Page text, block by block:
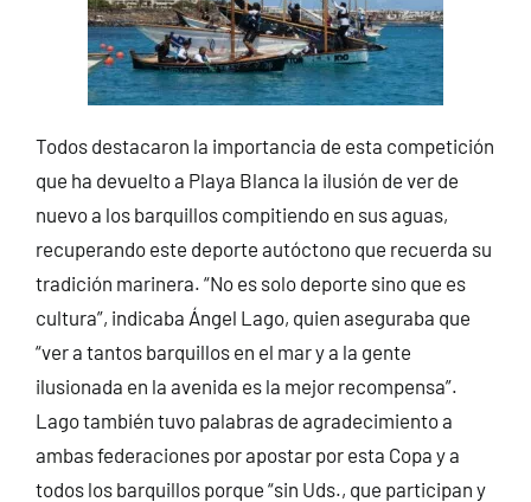
Todos destacaron la importancia de esta competición
que ha devuelto a Playa Blanca la ilusión de ver de
nuevo a los barquillos compitiendo en sus aguas,
recuperando este deporte autóctono que recuerda su
tradición marinera. “No es solo deporte sino que es
cultura”, indicaba Ángel Lago, quien aseguraba que
“ver a tantos barquillos en el mar y a la gente
ilusionada en la avenida es la mejor recompensa”.
Lago también tuvo palabras de agradecimiento a
ambas federaciones por apostar por esta Copa y a
todos los barquillos porque “sin Uds., que participan y